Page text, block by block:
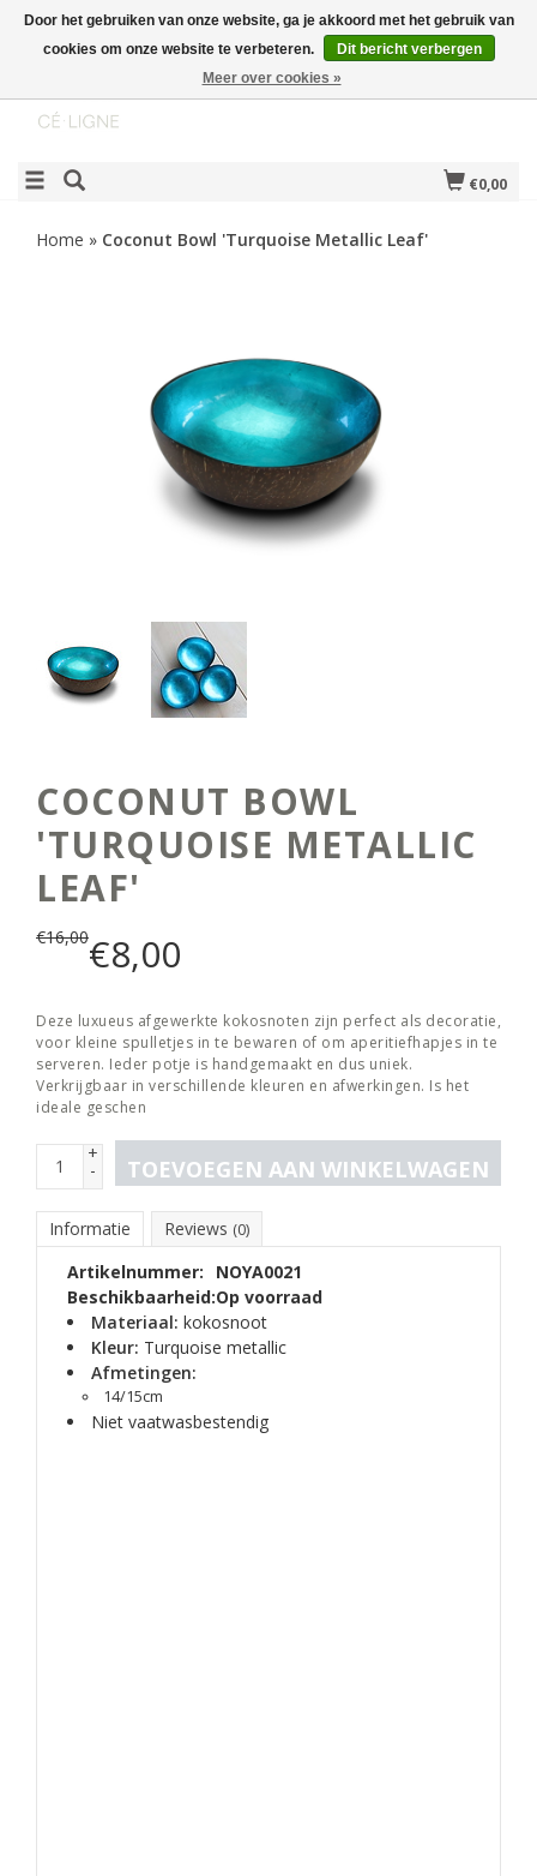
€0,00
Home » Coconut Bowl 'Turquoise Metallic Leaf'
COCONUT BOWL
'TURQUOISE METALLIC
LEAF'
€16,00€8,00
Deze luxueus afgewerkte kokosnoten zijn perfect als decoratie,
voor kleine spulletjes in te bewaren of om aperitiefhapjes in te
serveren. Ieder potje is handgemaakt en dus uniek.
Verkrijgbaar in verschillende kleuren en afwerkingen. Is het
ideale geschen
+
- TOEVOEGEN AAN WINKELWAGEN
Informatie Reviews (0)
Artikelnummer:
NOYA0021
Beschikbaarheid:Op voorraad
Materiaal: kokosnoot
Kleur: Turquoise metallic
Afmetingen:
14/15cm
Niet vaatwasbestendig
Door het gebruiken van onze website, ga je akkoord met het gebruik van
cookies om onze website te verbeteren.
Dit bericht verbergen
Meer over cookies »